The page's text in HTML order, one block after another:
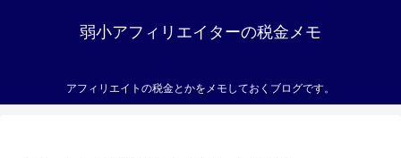
弱小アフィリエイターの税金メモ
アフィリエイトの税金とかをメモしておくブログです。